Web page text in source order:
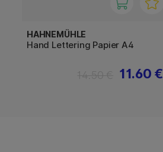
HAHNEMÜHLE
Hand Lettering Papier A4
11.60 €